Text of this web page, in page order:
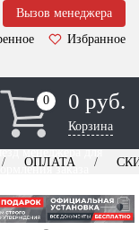
Вызов менеджера
Избранное
0
0 0 руб.
Корзина
менеджера для
заказа
ОПЛАТА